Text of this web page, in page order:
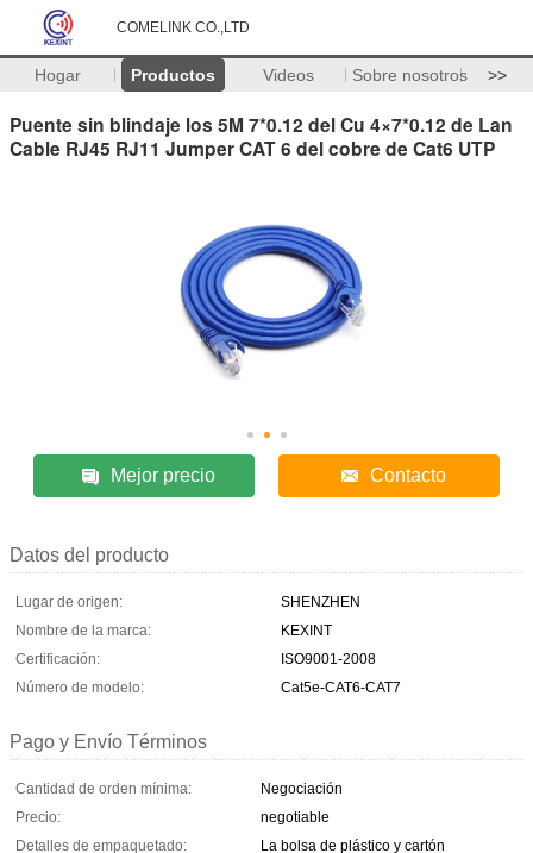
COMELINK CO.,LTD
Hogar Productos Videos Sobre nosotros >>
Puente sin blindaje los 5M 7*0.12 del Cu 4×7*0.12 de Lan
Cable RJ45 RJ11 Jumper CAT 6 del cobre de Cat6 UTP
Mejor precio Contacto
Datos del producto
Lugar de origen:
SHENZHEN
Nombre de la marca:
KEXINT
Certificación:
ISO9001-2008
Número de modelo:
Cat5e-CAT6-CAT7
Pago y Envío Términos
Cantidad de orden mínima:
Negociación
Precio:
negotiable
Detalles de empaquetado:
La bolsa de plástico y cartón